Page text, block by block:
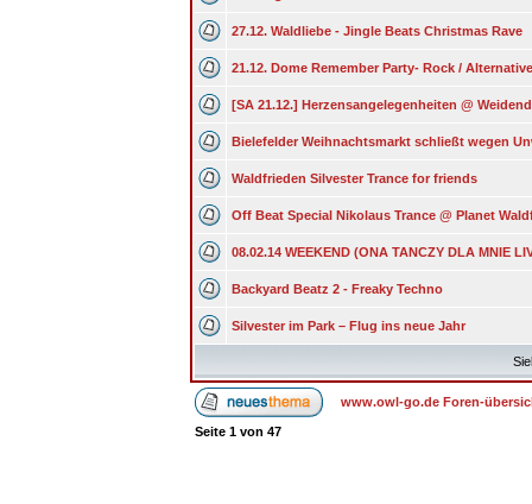
27.12. Waldliebe - Jingle Beats Christmas Rave
21.12. Dome Remember Party- Rock /
[SA 21.12.] Herzensangelegenheiten @
Bielefelder Weihnachtsmarkt schließt wegen
Waldfrieden Silvester Trance for friends
Off Beat Special Nikolaus Trance @ Planet
08.02.14 WEEKEND (ONA TANCZY DLA MNIE
Backyard Beatz 2 - Freaky Techno
Silvester im Park – Flug ins neue Jahr
www.owl-go.de Foren-
Seite 1 von 47